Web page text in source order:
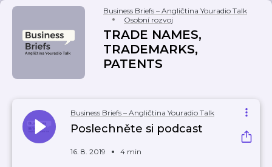
Business Briefs – Angličtina Youradio Talk
Osobní rozvoj
TRADE NAMES,
TRADEMARKS,
PATENTS
Business Briefs – Angličtina Youradio Talk
Poslechněte si podcast
16. 8. 2019 4 min